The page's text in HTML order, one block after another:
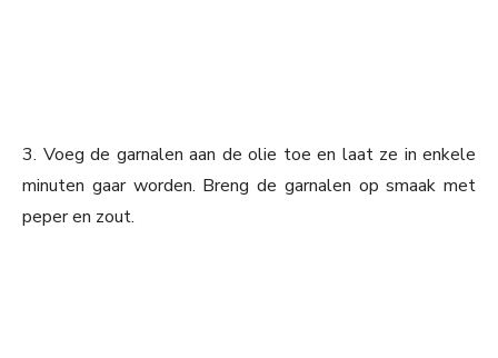
3. Voeg de garnalen aan de olie toe en laat ze in enkele
minuten gaar worden. Breng de garnalen op smaak met
peper en zout.